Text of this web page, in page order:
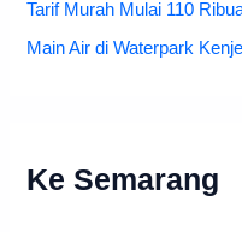
Tarif Murah Mulai 110
Main Air di Waterpark
Ke Semarang